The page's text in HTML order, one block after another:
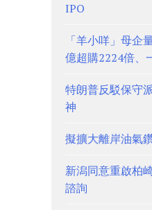
IPO
「羊小咩」母
億超購2224倍、
特朗普反駁保守
神
擬擴大離岸油氣
新潟同意重啟柏
諮詢